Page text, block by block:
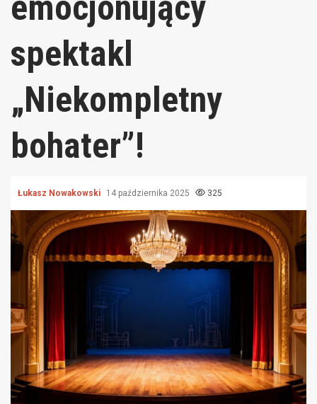
spektakl
„Niekompletny
bohater”!
Łukasz Nowakowski 14 października 2025 325